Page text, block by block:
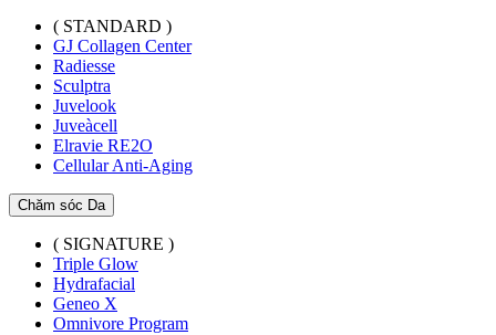
( STANDARD )
GJ Collagen Center
Radiesse
Sculptra
Juvelook
Juveàcell
Elravie RE2O
Cellular Anti-Aging
Chăm sóc Da
( SIGNATURE )
Triple Glow
Hydrafacial
Geneo X
Omnivore Program